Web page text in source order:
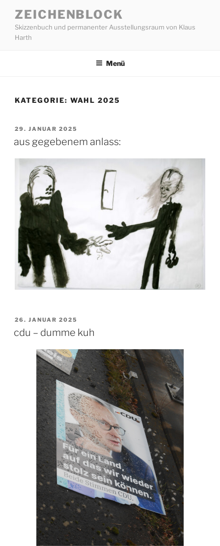
Inhalt
springen
ZEICHENBLOCK
Skizzenbuch und permanenter Ausstellungsraum von Klaus
Harth
Menü
KATEGORIE: WAHL 2025
VERÖFFENTLICHT
29. JANUAR 2025
aus gegebenem anlass:
VERÖFFENTLICHT
AM
26. JANUAR 2025
cdu – dumme kuh